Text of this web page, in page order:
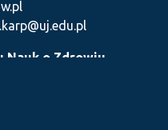
Nauk o Zdrowiu